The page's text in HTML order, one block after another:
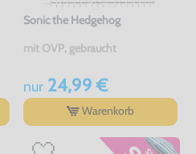
Sonic the Hedgehog
mit OVP, gebraucht
nur24,99 €
Warenkorb